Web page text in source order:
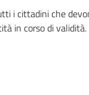
i cittadini che
in corso di validità.